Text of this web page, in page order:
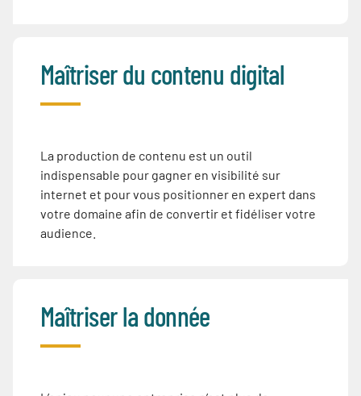
Maîtriser du contenu digital
La production de contenu est un outil
indispensable pour gagner en visibilité sur
internet et pour vous positionner en expert dans
votre domaine afin de convertir et fidéliser votre
audience.
Maîtriser la donnée